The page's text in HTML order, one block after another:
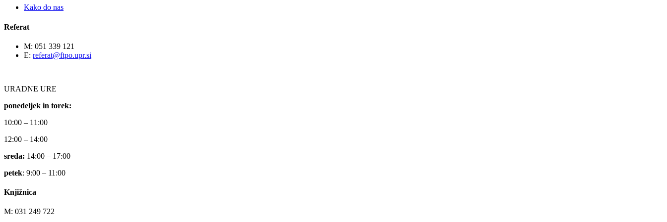
Kako do nas
Referat
M: 051 339 121
E: referat@ftpo.upr.si
URADNE URE
ponedeljek in torek:
10:00 – 11:00
12:00 – 14:00
sreda: 14:00 – 17:00
petek: 9:00 – 11:00
Knjižnica
M: 031 249 722